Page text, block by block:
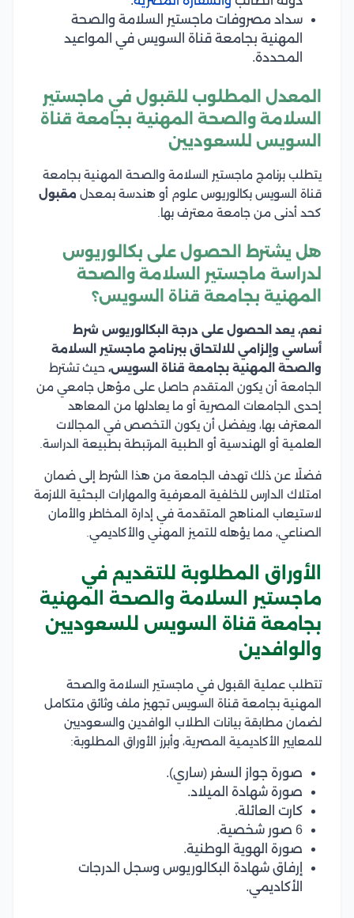
سداد مصروفات ماجستير السلامة والصحة
المهنية بجامعة قناة السويس في المواعيد
المحددة.
المعدل المطلوب للقبول في ماجستير
السلامة والصحة المهنية بجامعة قناة
السويس للسعوديين
يتطلب برنامج ماجستير السلامة والصحة المهنية بجامعة
قناة السويس بكالوريوس علوم أو هندسة بمعدل مقبول
كحد أدنى من جامعة معترف بها.
هل يشترط الحصول على بكالوريوس
لدراسة ماجستير السلامة والصحة
المهنية بجامعة قناة السويس؟
نعم، يعد الحصول على درجة البكالوريوس شرط
أساسي وإلزامي للالتحاق ببرنامج ماجستير السلامة
والصحة المهنية بجامعة قناة السويس، حيث تشترط
الجامعة أن يكون المتقدم حاصل على مؤهل جامعي من
إحدى الجامعات المصرية أو ما يعادلها من المعاهد
المعترف بها، ويفضل أن يكون التخصص في المجالات
العلمية أو الهندسية أو الطبية المرتبطة بطبيعة الدراسة.
فضلًا عن ذلك تهدف الجامعة من هذا الشرط إلى ضمان
امتلاك الدارس للخلفية المعرفية والمهارات البحثية اللازمة
لاستيعاب المناهج المتقدمة في إدارة المخاطر والأمان
الصناعي، مما يؤهله للتميز المهني والأكاديمي.
الأوراق المطلوبة للتقديم في
ماجستير السلامة والصحة المهنية
بجامعة قناة السويس للسعوديين
والوافدين
تتطلب عملية القبول في ماجستير السلامة والصحة
المهنية بجامعة قناة السويس تجهيز ملف وثائق متكامل
لضمان مطابقة بيانات الطلاب الوافدين والسعوديين
للمعايير الأكاديمية المصرية، وأبرز الأوراق المطلوبة:
صورة جواز السفر (ساري).
صورة شهادة الميلاد.
كارت العائلة.
6 صور شخصية.
صورة الهوية الوطنية.
إرفاق شهادة البكالوريوس وسجل الدرجات
الأكاديمي.